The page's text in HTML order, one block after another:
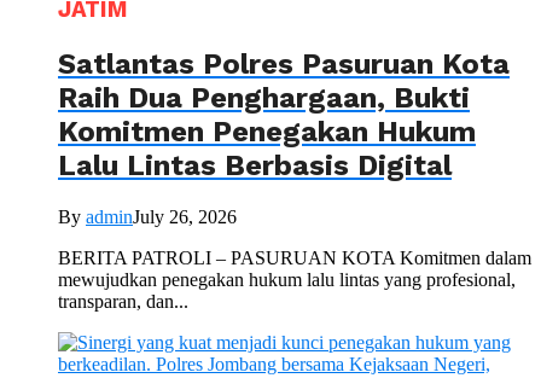
JATIM
Satlantas Polres Pasuruan Kota
Raih Dua Penghargaan, Bukti
Komitmen Penegakan Hukum
Lalu Lintas Berbasis Digital
By adminJuly 26, 2026
BERITA PATROLI – PASURUAN KOTA Komitmen dalam
mewujudkan penegakan hukum lalu lintas yang profesional,
transparan, dan...